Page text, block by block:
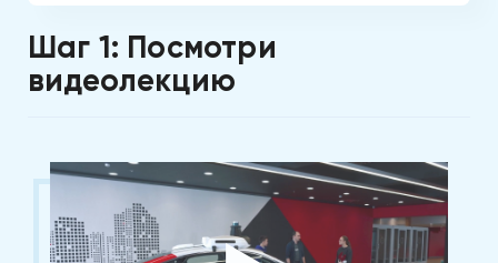
Шаг 1: Посмотри
видеолекцию